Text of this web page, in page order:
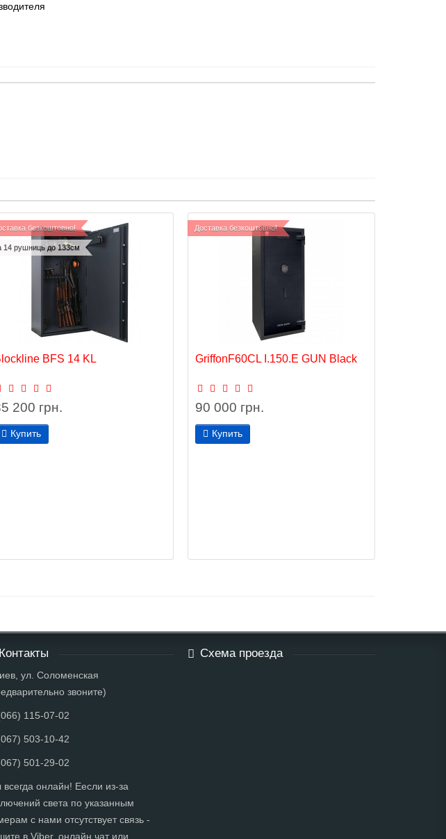
безкоштовно!
14 рушниць до 133см
BFS 14 KL
200 грн.
Купить
Доставка безкоштовно!
GriffonF60CL I.150.E GUN Black
90 000 грн.
Купить
Контакты
ул. Соломенская
звоните)
115-07-02
503-10-42
501-29-02
онлайн! Еесли из-за
света по указанным
с нами отсутствует связь -
в Viber, онлайн чат или
Схема проезда